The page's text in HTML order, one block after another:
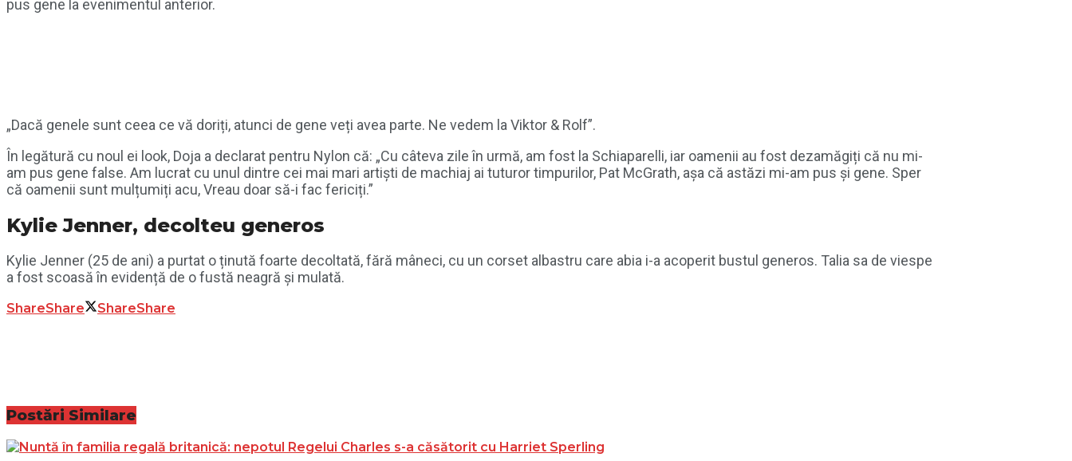
pus gene la evenimentul anterior.
„Dacă genele sunt ceea ce vă doriți, atunci de gene veți avea parte. Ne vedem la Viktor & Rolf”.
În legătură cu noul ei look, Doja a declarat pentru Nylon că: „Cu câteva zile în urmă, am fost la Schiaparelli, iar oamenii au fost dezamăgiți că nu mi-
am pus gene false. Am lucrat cu unul dintre cei mai mari artiști de machiaj ai tuturor timpurilor, Pat McGrath, așa că astăzi mi-am pus și gene. Sper
că oamenii sunt mulțumiți acu, Vreau doar să-i fac fericiți.”
Kylie Jenner, decolteu generos
Kylie Jenner (25 de ani) a purtat o ținută foarte decoltată, fără mâneci, cu un corset albastru care abia i-a acoperit bustul generos. Talia sa de viespe
a fost scoasă în evidență de o fustă neagră și mulată.
ShareShare ShareShare
Postări Similare